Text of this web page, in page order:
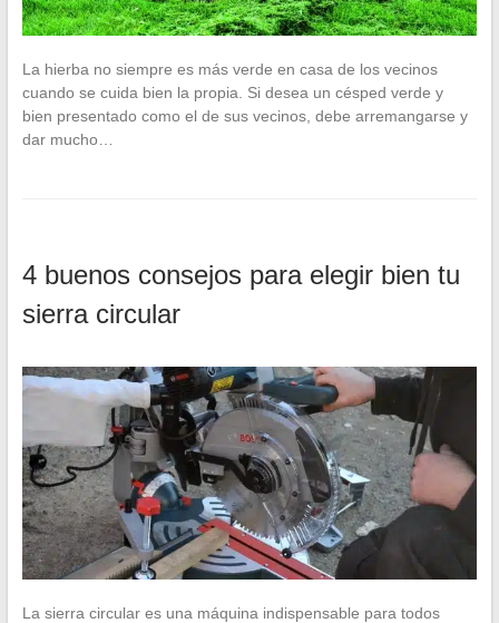
La hierba no siempre es más verde en casa de los vecinos
cuando se cuida bien la propia. Si desea un césped verde y
bien presentado como el de sus vecinos, debe arremangarse y
dar mucho…
4 buenos consejos para elegir bien tu
sierra circular
La sierra circular es una máquina indispensable para todos